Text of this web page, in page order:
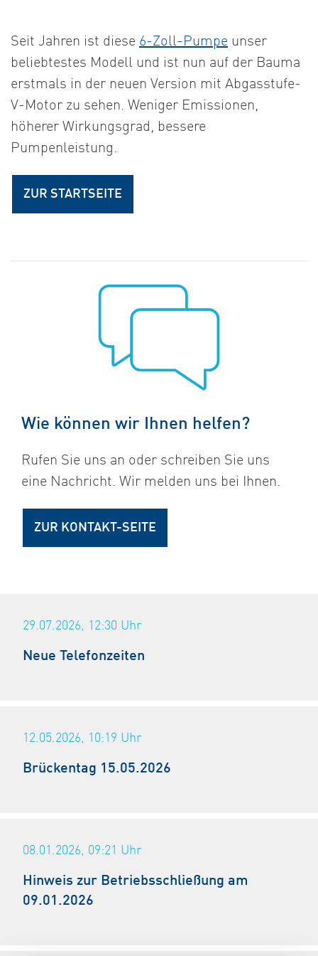
Seit Jahren ist diese 6-Zoll-Pumpe unser
beliebtestes Modell und ist nun auf der Bauma
erstmals in der neuen Version mit Abgasstufe-
V-Motor zu sehen. Weniger Emissionen,
höherer Wirkungsgrad, bessere
Pumpenleistung.
ZUR STARTSEITE
Wie können wir Ihnen helfen?
Rufen Sie uns an oder schreiben Sie uns
eine Nachricht. Wir melden uns bei Ihnen.
ZUR KONTAKT-SEITE
29.07.2026, 12:30 Uhr
Neue Telefonzeiten
12.05.2026, 10:19 Uhr
Brückentag 15.05.2026
08.01.2026, 09:21 Uhr
Hinweis zur Betriebsschließung am
09.01.2026